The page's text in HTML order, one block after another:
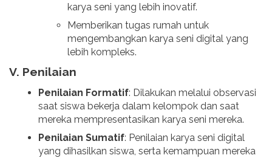
karya seni yang lebih inovatif.
Memberikan tugas rumah untuk
mengembangkan karya seni digital yang
lebih kompleks.
V. Penilaian
Penilaian Formatif: Dilakukan melalui observasi
saat siswa bekerja dalam kelompok dan saat
mereka mempresentasikan karya seni mereka.
Penilaian Sumatif: Penilaian karya seni digital
yang dihasilkan siswa, serta kemampuan mereka